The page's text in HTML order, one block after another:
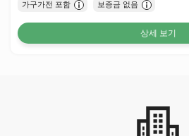
가구가전 포함 보증금 없음
상세 보기